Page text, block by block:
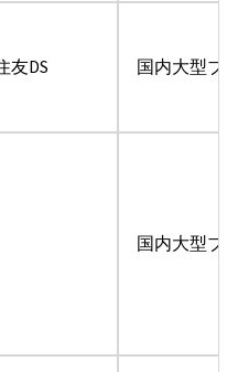
友DS 国内大型
国内大型